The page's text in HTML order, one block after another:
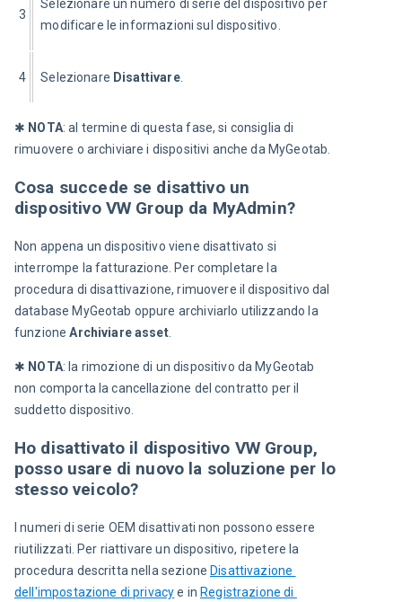
3
Selezionare un numero di serie del dispositivo per
modificare le informazioni sul dispositivo.
4 Selezionare Disattivare.
✱ NOTA: al termine di questa fase, si consiglia di
rimuovere o archiviare i dispositivi anche da MyGeotab.
Cosa succede se disattivo un
dispositivo VW Group da MyAdmin?
Non appena un dispositivo viene disattivato si
interrompe la fatturazione. Per completare la
procedura di disattivazione, rimuovere il dispositivo dal
database MyGeotab oppure archiviarlo utilizzando la
funzione Archiviare asset.
✱ NOTA: la rimozione di un dispositivo da MyGeotab
non comporta la cancellazione del contratto per il
suddetto dispositivo.
Ho disattivato il dispositivo VW Group,
posso usare di nuovo la soluzione per lo
stesso veicolo?
I numeri di serie OEM disattivati non possono essere
riutilizzati. Per riattivare un dispositivo, ripetere la
procedura descritta nella sezione Disattivazione
dell'impostazione di privacy e in Registrazione di